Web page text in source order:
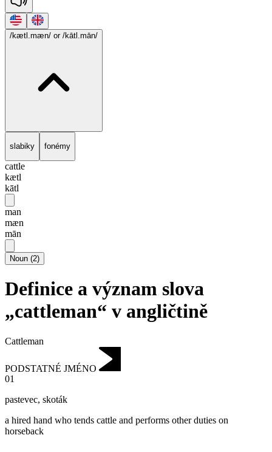
/kætl.mæn/ or /kātl.mān/
slabiky fonémy
cattle
kætl
kātl
man
mæn
mān
Noun (2)
Definice a význam slova
„cattleman“ v angličtině
Cattleman
PODSTATNÉ JMÉNO
01
pastevec, skoták
a hired hand who tends cattle and performs other duties on
horseback